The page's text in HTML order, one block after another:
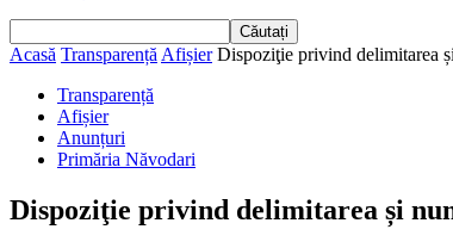
Acasă Transparență Afișier Dispoziţie privind delimitarea
Transparență
Afișier
Anunțuri
Primăria Năvodari
Dispoziţie privind delimitarea și